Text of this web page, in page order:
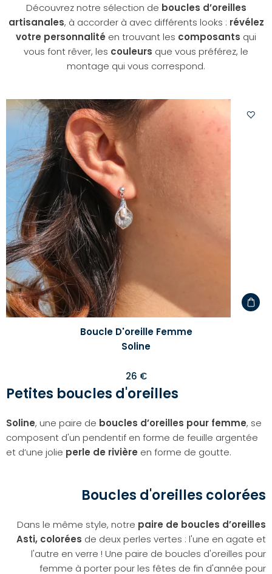
Découvrez notre sélection de boucles d’oreilles
artisanales, à accorder à avec différents looks : révélez
votre personnalité en trouvant les composants qui
vous font rêver, les couleurs que vous préférez, le
montage qui vous correspond.
Petites boucles d'oreilles
Soline, une paire de boucles d’oreilles pour femme, se
composent d'un pendentif en forme de feuille argentée
et d’une jolie perle de rivière en forme de goutte.
Boucle D'oreille Femme
Soline
26 €
Boucles d'oreilles colorées
Dans le même style, notre paire de boucles d’oreilles
Asti, colorées de deux perles vertes : l'une en agate et
l'autre en verre ! Une paire de boucles d'oreilles pour
femme à porter pour les fêtes de fin d'année pour